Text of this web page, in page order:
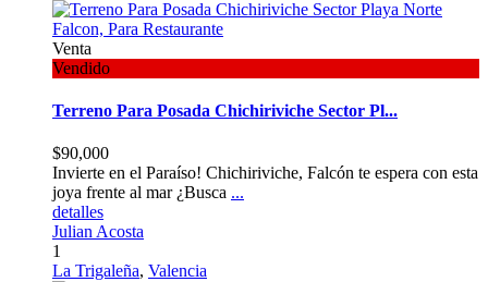
Venta
Vendido
Terreno Para Posada Chichiriviche Sector Pl...
$90,000
Invierte en el Paraíso! Chichiriviche, Falcón te espera con esta
joya frente al mar ¿Busca ...
detalles
Julian Acosta
1
La Trigaleña, Valencia